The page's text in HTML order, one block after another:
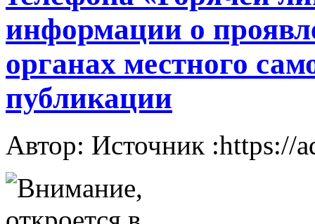
информации о
органах местного
публикации
Автор: Источник :https://